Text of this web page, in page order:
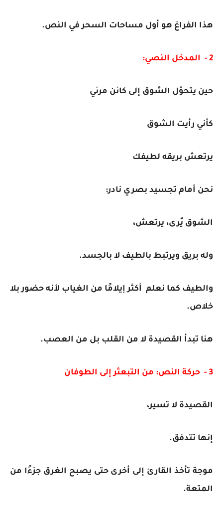
هذا الفراغ هو أول مساحات السحر في النص.
2 - المدخل النصي:
حين يتحوّل الشوق إلى كائن مرئي
كأني رأيت الشوق
يرتعش بريقه لطيفك
نحن أمام تجسيد بصري نادر:
الشوق يُرى، يرتعش،
وله بريق ويرتبط بالطيف لا بالجسد.
والطيف كما نعلم أكثر إيلامًا من الغياب لأنه حضور بلا
خلاص.
هنا تبدأ القصيدة لا من القلب بل من العصب.
3 - حركة النص: من التبعثر إلى الطوفان
القصيدة لا تسير،
إنها تتدفق.
موجة تأخذ القارئ إلى أخرى حتى يصبح الغرق جزءًا من
المتعة.